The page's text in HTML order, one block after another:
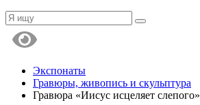
Экспонаты
Гравюры, живопись и скульптура
Гравюра «Иисус исцеляет слепого»